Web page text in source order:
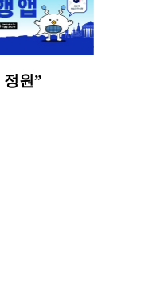
원”